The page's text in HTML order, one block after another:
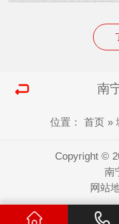
南
位置： 首页»
Copyright ©
南
网站